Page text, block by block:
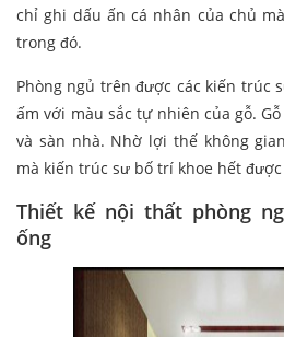
chỉ ghi dấu ấn cá nhân của chủ
trong đó.
Phòng ngủ trên được các kiến trúc
ấm với màu sắc tự nhiên của gỗ.
và sàn nhà. Nhờ lợi thế không
mà kiến trúc sư bố trí khoe hết
Thiết kế nội thất phòng
ống